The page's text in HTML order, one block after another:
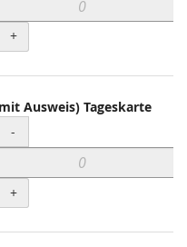
+
Ausweis) Tageskarte
Menge
-
+